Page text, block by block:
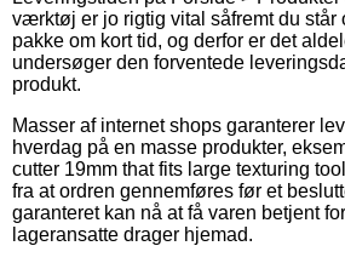
værktøj er jo rigtig vital såfremt du står
pakke om kort tid, og derfor er det
undersøger den forventede
produkt.
Masser af internet shops garanterer
hverdag på en masse produkter,
cutter 19mm that fits large texturing
fra at ordren gennemføres før et
garanteret kan nå at få varen betjent
lageransatte drager hjemad.